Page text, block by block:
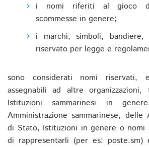
i nomi riferiti al gioco
scommesse in genere;
i marchi, simboli,
riservato per legge e
sono considerati nomi
assegnabili ad altre
Istituzioni sammarinesi in
Amministrazione sammarinese, delle
di Stato, Istituzioni in genere o nomi
di rappresentarli (per es: poste.sm)